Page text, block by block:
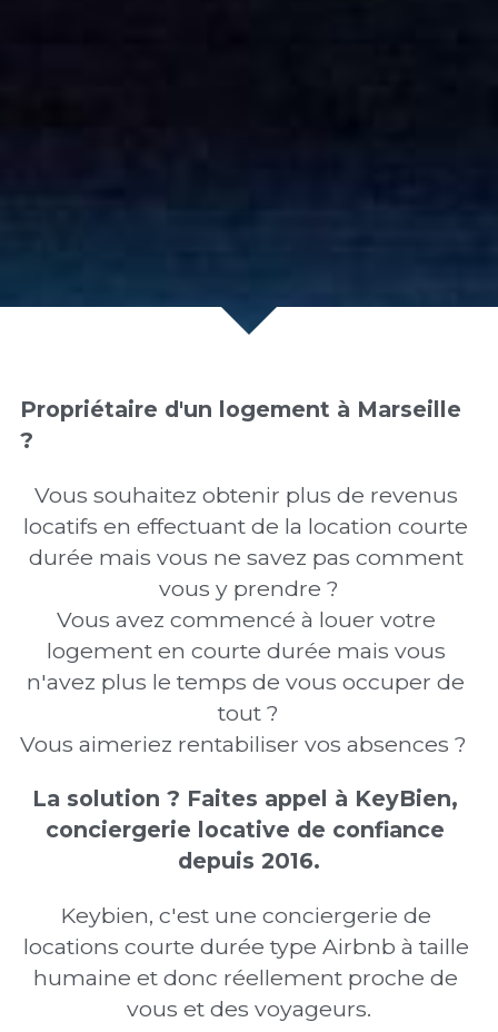
Propriétaire d'un logement à Marseille
?
Vous souhaitez obtenir plus de revenus
locatifs en effectuant de la location courte
durée mais vous ne savez pas comment
vous y prendre ?
Vous avez commencé à louer votre
logement en courte durée mais vous
n'avez plus le temps de vous occuper de
tout ?
Vous aimeriez rentabiliser vos absences ?
La solution ? Faites appel à KeyBien,
conciergerie locative de confiance
depuis 2016.
Keybien, c'est une conciergerie de
locations courte durée type Airbnb à taille
humaine et donc réellement proche de
vous et des voyageurs.